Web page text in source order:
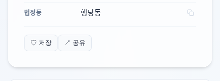
법정동 행당동
♡ 저장 ↗ 공유